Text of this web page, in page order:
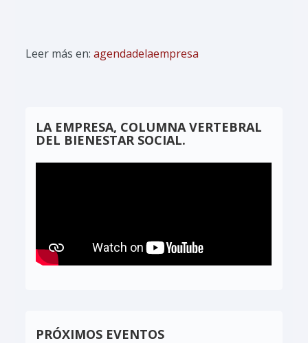
Leer más en: agendadelaempresa
LA EMPRESA, COLUMNA VERTEBRAL
DEL BIENESTAR SOCIAL.
PRÓXIMOS EVENTOS